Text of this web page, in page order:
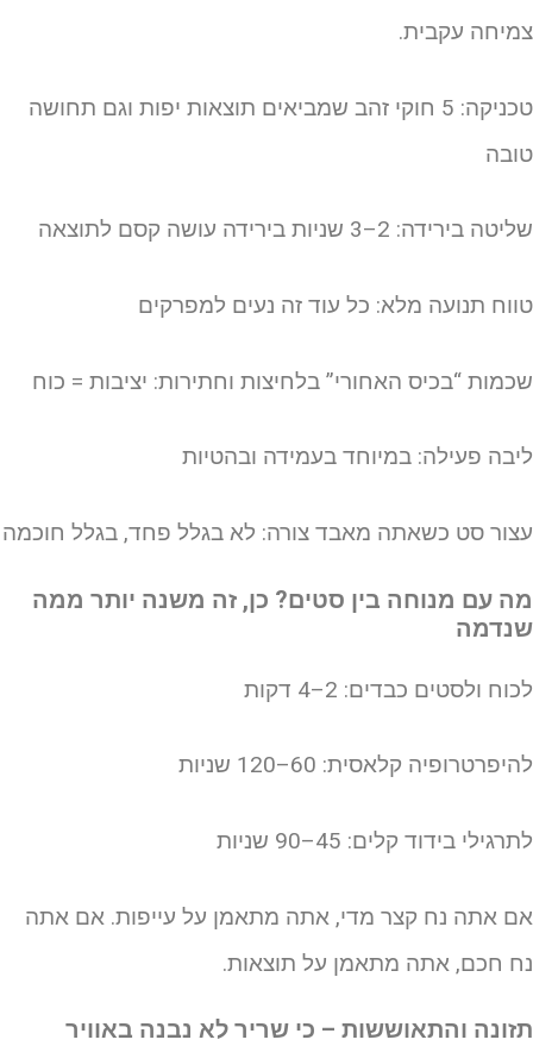
עקבית.
טכניקה: 5 חוקי זהב שמביאים תוצאות יפות וגם תחושה
בירידה: 2–3 שניות בירידה עושה קסם לתוצאה
תנועה מלא: כל עוד זה נעים למפרקים
“בכיס האחורי” בלחיצות וחתירות: יציבות = כוח
פעילה: במיוחד בעמידה ובהטיות
סט כשאתה מאבד צורה: לא בגלל פחד, בגלל חוכמה
עם מנוחה בין סטים? כן, זה משנה יותר ממה
ולסטים כבדים: 2–4 דקות
קלאסית: 60–120 שניות
בידוד קלים: 45–90 שניות
אתה נח קצר מדי, אתה מתאמן על עייפות. אם אתה
חכם, אתה מתאמן על תוצאות.
והתאוששות – כי שריר לא נבנה באוויר